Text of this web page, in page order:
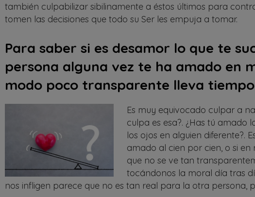
también culpabilizar sibilinamente a éstos últimos para
tomen las decisiones que todo su Ser les empuja a tomar.
Para saber si es desamor lo que te
persona alguna vez te ha amado en
modo poco transparente lleva
Es muy equivocado culpar a
culpa es esa?. ¿Has tú amado
los ojos en alguien diferente?.
amado al cien por cien, o si
que no se ve tan
tocándonos la moral día tras
nos infligen parece que no es tan real para la otra persona,